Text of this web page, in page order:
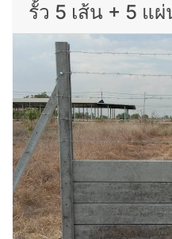
รั้ว 5 เส้น + 5 แ